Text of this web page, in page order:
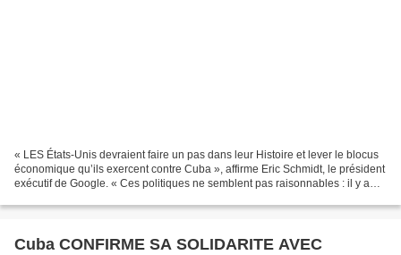
« LES États-Unis devraient faire un pas dans leur Histoire et lever le blocus
économique qu’ils exercent contre Cuba », affirme Eric Schmidt, le président
exécutif de Google. « Ces politiques ne semblent pas raisonnables : il y a
Cuba CONFIRME SA SOLIDARITE AVEC